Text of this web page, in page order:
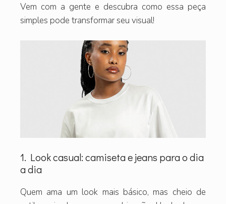
Vem com a gente e descubra como essa peça
simples pode transformar seu visual!
1. Look casual: camiseta e jeans para o dia
a dia
Quem ama um look mais básico, mas cheio de